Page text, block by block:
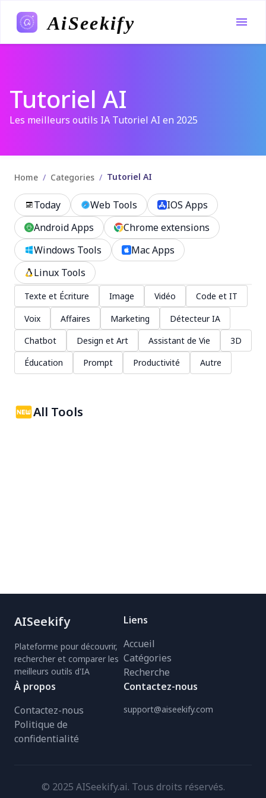
AiSeekify
Tutoriel AI
Les meilleurs outils IA Tutoriel AI en 2025
Home / Categories / Tutoriel AI
Today Web Tools
IOS Apps
Android Apps
Chrome extensions
Windows Tools
Mac Apps
Linux Tools
Texte et Écriture Image Vidéo
Code et IT
Voix
Affaires Marketing
Détecteur IA
Chatbot
Design et Art Assistant de Vie
3D
Éducation
Prompt Productivité Autre
All Tools
AISeekify
Plateforme pour découvrir,
rechercher et comparer les
meilleurs outils d'IA
Liens
Accueil
Catégories
Recherche
À propos
Contactez-nous
Politique de
confidentialité
Contactez-nous
support@aiseekify.com
© 2025 AISeekify.ai. Tous droits réservés.